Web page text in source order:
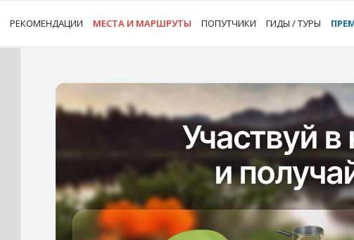
РЕКОМЕНДАЦИИ МЕСТА И МАРШРУТЫ ПОПУТЧИКИ ГИДЫ / ТУРЫ